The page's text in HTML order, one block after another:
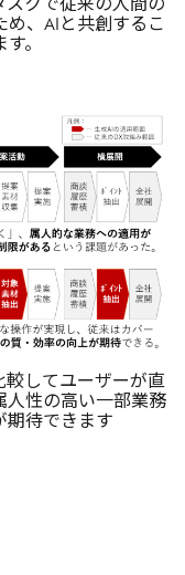
、AIと共創するこ
。
してユーザーが直
人性の高い一部業務
期待できます